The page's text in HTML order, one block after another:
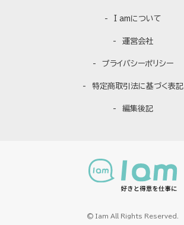
I amについて
運営会社
プライバシーポリシー
特定商取引法に基づく表記
編集後記
© Iam All Rights Reserved.